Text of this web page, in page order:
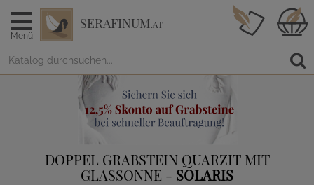
Menü
SERAFINUM.AT
DOPPEL GRABSTEIN QUARZIT MIT
GLASSONNE - SOLARIS